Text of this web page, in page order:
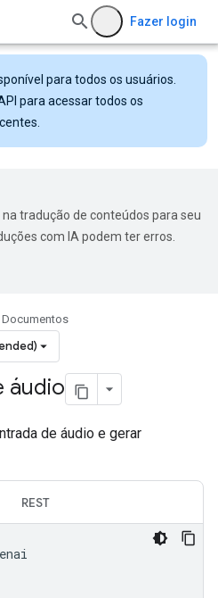
Fazer login
para todos os usuários.
para acessar todos os
tradução de conteúdos para seu
com IA podem ter erros.
Documentos
áudio
de áudio e gerar
REST